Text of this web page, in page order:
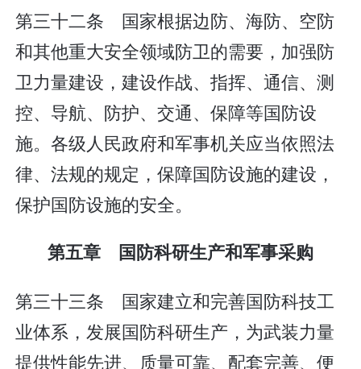
第三十二条 国家根据边防、海防、空防
和其他重大安全领域防卫的需要，加强防
卫力量建设，建设作战、指挥、通信、测
控、导航、防护、交通、保障等国防设
施。各级人民政府和军事机关应当依照法
律、法规的规定，保障国防设施的建设，
保护国防设施的安全。
第五章 国防科研生产和军事采购
第三十三条 国家建立和完善国防科技工
业体系，发展国防科研生产，为武装力量
提供性能先进、质量可靠、配套完善、便